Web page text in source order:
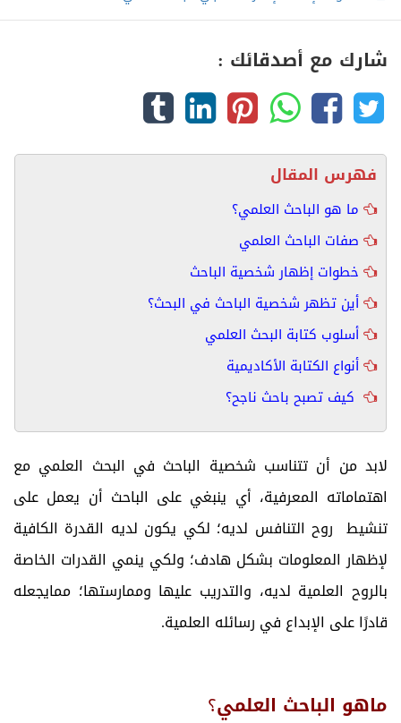
شارك مع أصدقائك :
فهرس المقال
ما هو الباحث العلمي؟
صفات الباحث العلمي
خطوات إظهار شخصية الباحث
أين تظهر شخصية الباحث في البحث؟
أسلوب كتابة البحث العلمي
أنواع الكتابة الأكاديمية
كيف تصبح باحث ناجح؟
لابد من أن تتناسب شخصية الباحث في البحث العلمي مع
اهتماماته المعرفية، أي ينبغي على الباحث أن يعمل على
تنشيط روح التنافس لديه؛ لكي يكون لديه القدرة الكافية
لإظهار المعلومات بشكل هادف؛ ولكي ينمي القدرات الخاصة
بالروح العلمية لديه، والتدريب عليها وممارستها؛ ممايجعله
قادرًا على الإبداع في رسائله العلمية.
ماهو الباحث العلمي؟